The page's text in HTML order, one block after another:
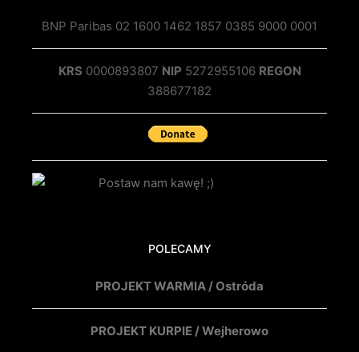
BNP Paribas 02 1600 1462 1857 0385 9000 0001
KRS 0000893807 NIP 5272955106 REGON
388677182
POLECAMY
PROJEKT WARMIA / Ostróda
PROJEKT KURPIE / Wejherowo